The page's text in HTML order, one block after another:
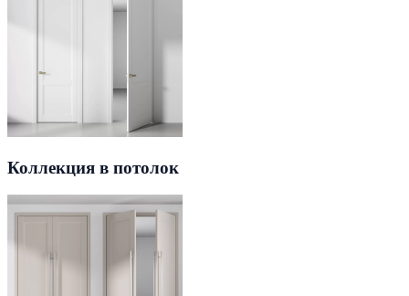
Коллекция в потолок